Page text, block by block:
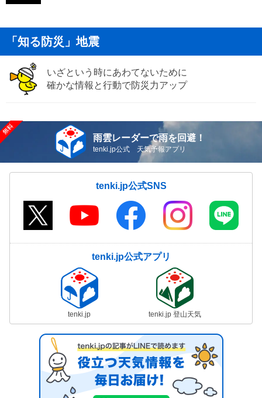
「知る防災」地震
いざという時にあわてないために
確かな情報と行動で防災力アップ
雨雲レーダーで雨を回避！
tenki.jp公式 天気予報アプリ
tenki.jp公式SNS
tenki.jp公式アプリ
tenki.jp tenki.jp 登山天気